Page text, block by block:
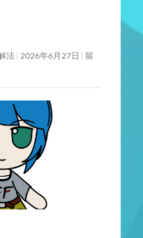
法 2026年6月27日
留